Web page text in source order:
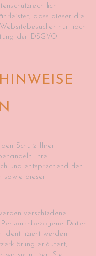
dass dieser die
nur nach
der DSGVO
Schutz Ihrer
Ihre
und entsprechend den
sowie dieser
verschiedene
Daten
identifiziert werden
erläutert,
wir sie nutzen. Sie